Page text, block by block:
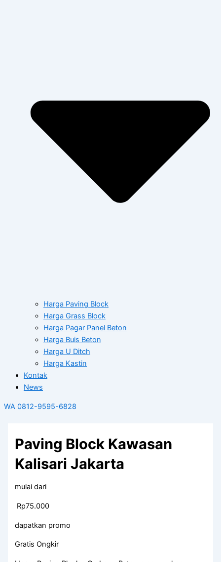
Harga Paving Block
Harga Grass Block
Harga Pagar Panel Beton
Harga Buis Beton
Harga U Ditch
Harga Kastin
Kontak
News
WA 0812-9595-6828
Paving Block Kawasan
Kalisari Jakarta
mulai dari
Rp75.000
dapatkan promo
Gratis Ongkir